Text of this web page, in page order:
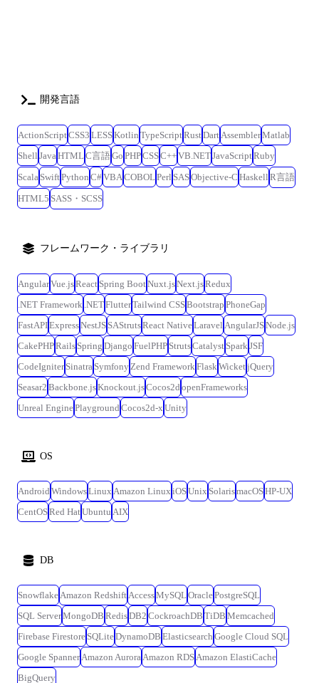
開発言語
ActionScriptCSS3 LESSKotlin TypeScriptRustDartAssemblerMatlab
Shell JavaHTML C言語Go PHPCSSC++VB.NETJavaScriptRuby
Scala SwiftPython C#VBACOBOL Perl SASObjective-C Haskell R言語
HTML5 SASS・SCSS
フレームワーク・ライブラリ
AngularVue.jsReact Spring BootNuxt.jsNext.jsRedux
.NET Framework .NETFlutterTailwind CSSBootstrap PhoneGap
FastAPIExpressNestJS SAStrutsReact NativeLaravel AngularJSNode.js
CakePHPRails Spring Django FuelPHP StrutsCatalyst SparkJSF
CodeIgniter Sinatra SymfonyZend FrameworkFlaskWicketjQuery
Seasar2 Backbone.jsKnockout.jsCocos2d openFrameworks
Unreal EnginePlayground Cocos2d-x Unity
OS
Android WindowsLinux Amazon Linux iOSUnix SolarismacOSHP-UX
CentOSRed HatUbuntu AIX
DB
SnowflakeAmazon RedshiftAccessMySQL OraclePostgreSQL
SQL ServerMongoDB RedisDB2 CockroachDB TiDB Memcached
Firebase Firestore SQLiteDynamoDB Elasticsearch Google Cloud SQL
Google SpannerAmazon AuroraAmazon RDSAmazon ElastiCache
BigQuery